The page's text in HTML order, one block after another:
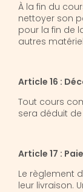
À la fin du
nettoyer son
pour la fin de
autres
Article 16 :
Tout cours
sera déduit
Article 17 :
Le règlement
leur livraison.